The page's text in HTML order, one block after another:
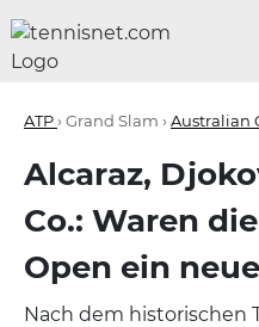
ATP› Grand Slam › Australian
Alcaraz,
Co.: Waren
Open ein
Nach dem historischen